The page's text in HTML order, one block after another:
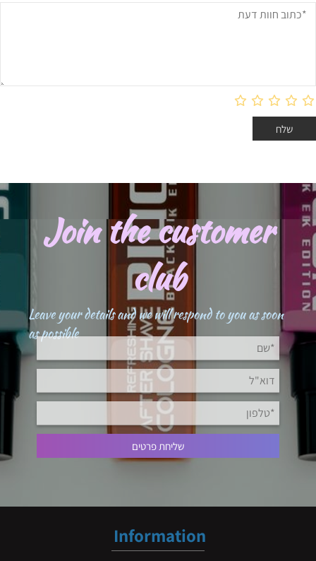
Join the customer
club
Leave your details and we will respond to you as soon
as possible
Information